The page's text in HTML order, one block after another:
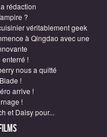
rédaction
?
véritablement geek
à Qingdao avec une
enterré !
nous a quitté
!
arrive !
!
et Daisy pour...